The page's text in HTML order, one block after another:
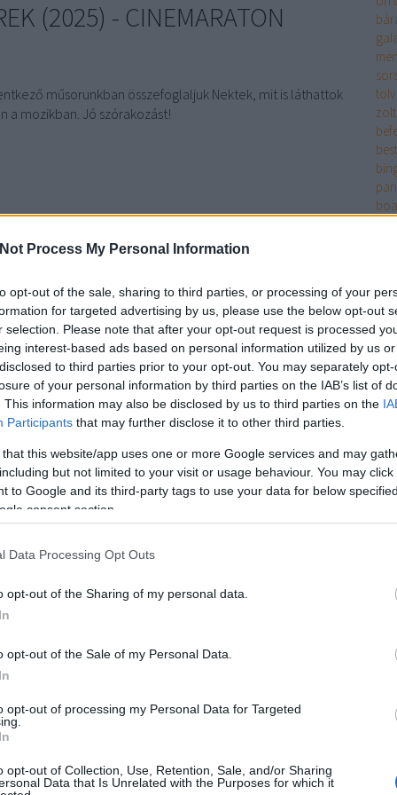
Process My Personal Information
opt-out of the sale, sharing to third parties, or processing of your
for targeted advertising by us, please use the below opt-out
selection. Please note that after your opt-out request is processed
interest-based ads based on personal information utilized by us
to third parties prior to your opt-out. You may separately
of your personal information by third parties on the IAB’s list of
This information may also be disclosed by us to third parties on the
Participants that may further disclose it to other third parties.
that this website/app uses one or more Google services and may
but not limited to your visit or usage behaviour. You may
to Google and its third-party tags to use your data for below
consent section.
Data Processing Opt Outs
opt-out of the Sharing of my personal data.
opt-out of the Sale of my Personal Data.
opt-out of processing my Personal Data for Targeted
opt-out of Collection, Use, Retention, Sale, and/or Sharing
Data that Is Unrelated with the Purposes for which it
(2025) - CINEMARATON
műsorunkban összefoglaljuk Nektek, mit is láthattok
a mozikban. Jó szórakozást!
TOVÁBB
komment
filmek mozipremier premierek moziműsor mozipremierek
(2025) - CINEMARATON
műsorunkban összefoglaljuk Nektek, mit is láthattok
a mozikban. Jó szórakozást!
(2025) - CINEMARATON
és
plus